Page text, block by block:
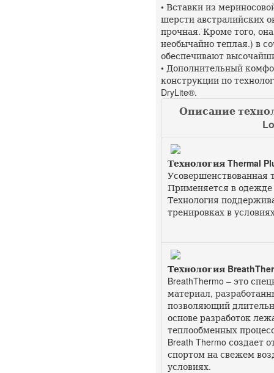
• Вставки из
шерсти австралийских
прочная. Кроме того,
необычайно теплая.) в
обеспечивают
• Дополнительный
конструкции по
DryLite®.
Описание
Технология Thermal
Усовершенствованная
Применяется в одежде
Технология
тренировках в
Технология
BreathThermo – это
материал,
позволяющий
основе разработок
теплообменных
Breath Thermo создает
спортом на свежем
условиях.